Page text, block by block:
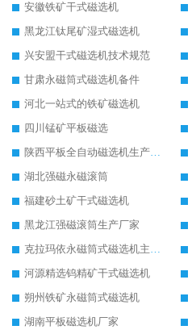
安徽铁矿干式磁选机
黑龙江钛尾矿湿式磁选机
兴安盟干式磁选机技术规范
甘肃永磁筒式磁选机备件
河北一站式的铁矿磁选机
四川锰矿平板磁选
陕西平板全自动磁选机生产厂家
湖北强磁永磁滚筒
福建砂土矿干式磁选机
黑龙江强磁滚筒生产厂家
克拉玛依永磁筒式磁选机主要技术参数
河源精选钨精矿干式磁选机
朔州铁矿永磁筒式磁选机
湖南平板磁选机厂家